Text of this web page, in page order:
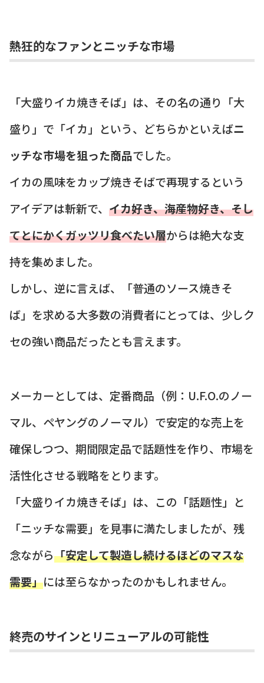
熱狂的なファンとニッチな市場
「大盛りイカ焼きそば」は、その名の通り「大
盛り」で「イカ」という、どちらかといえばニ
ッチな市場を狙った商品でした。
イカの風味をカップ焼きそばで再現するという
アイデアは斬新で、 イカ好き、海産物好き、そし
てとにかくガッツリ食べたい層からは絶大な支
持を集めました。
しかし、逆に言えば、「普通のソース焼きそ
ば」を求める大多数の消費者にとっては、少しク
セの強い商品だったとも言えます。
メーカーとしては、定番商品（例：U.F.O.のノー
マル、ペヤングのノーマル）で安定的な売上を
確保しつつ、期間限定品で話題性を作り、市場を
活性化させる戦略をとります。
「大盛りイカ焼きそば」は、この「話題性」と
「ニッチな需要」を見事に満たしましたが、残
念ながら「安定して製造し続けるほどのマスな
需要」には至らなかったのかもしれません。
終売のサインとリニューアルの可能性